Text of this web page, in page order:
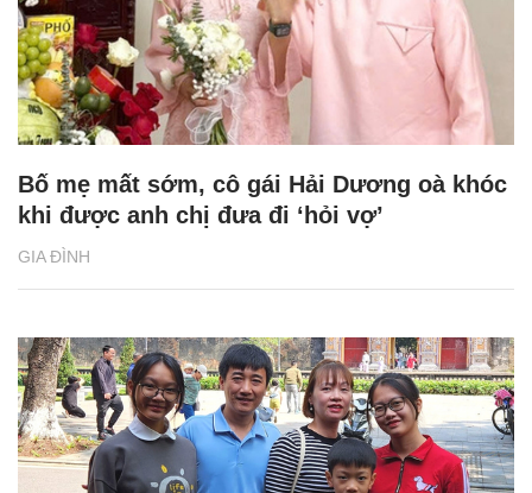
GIA ĐÌNH
Bố mẹ mất sớm, cô gái Hải Dương oà khóc
khi được anh chị đưa đi ‘hỏi vợ’